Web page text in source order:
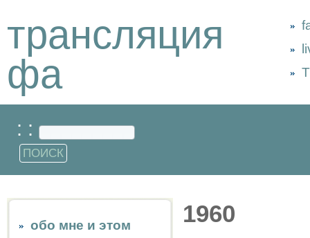
трансляция
фа
: :
обо мне и этом
1960